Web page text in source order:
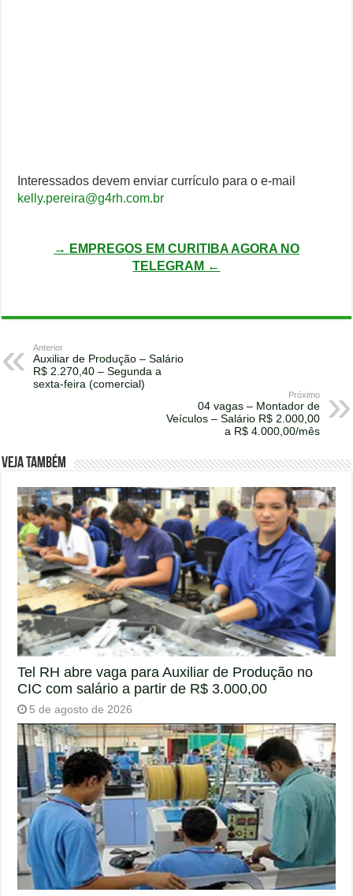
Interessados devem enviar currículo para o e-mail
kelly.pereira@g4rh.com.br
→ EMPREGOS EM CURITIBA AGORA NO
TELEGRAM ←
Anterior
Auxiliar de Produção – Salário
R$ 2.270,40 – Segunda a
sexta-feira (comercial)
Próximo
04 vagas – Montador de
Veículos – Salário R$ 2.000,00
a R$ 4.000,00/mês
Veja também
Tel RH abre vaga para Auxiliar de Produção no
CIC com salário a partir de R$ 3.000,00
5 de agosto de 2026